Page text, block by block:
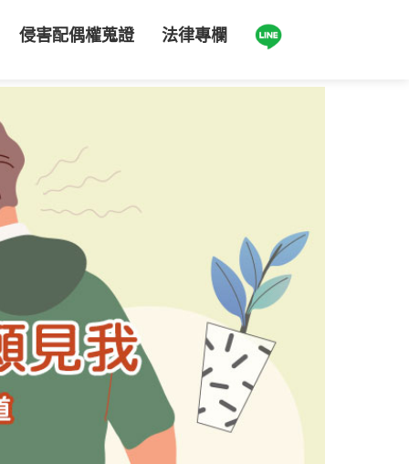
侵害配偶權蒐證 法律專欄